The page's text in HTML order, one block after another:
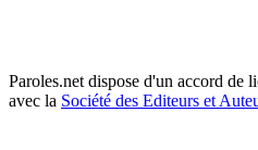
Paroles.net dispose d'un accord de
avec la Société des Editeurs et